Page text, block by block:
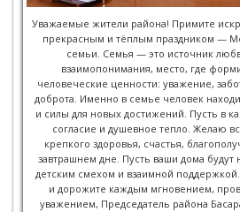
Уважаемые жители района! Примите
прекрасным и тёплым праздником —
семьи. Семья — это источник
взаимопонимания, место, где
человеческие ценности: уважение,
доброта. Именно в семье человек
и силы для новых достижений. Пусть в
согласие и душевное тепло. Желаю
крепкого здоровья, счастья,
завтрашнем дне. Пусть ваши дома
детским смехом и взаимной
и дорожите каждым мгновением,
уважением, Председатель района